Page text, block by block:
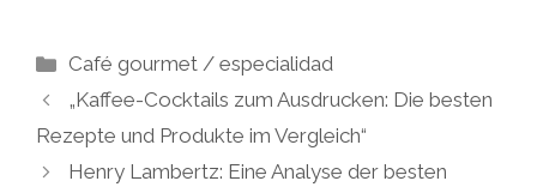
Kategorien
Café gourmet / especialidad
„Kaffee-Cocktails zum Ausdrucken: Die besten
Rezepte und Produkte im Vergleich“
Henry Lambertz: Eine Analyse der besten